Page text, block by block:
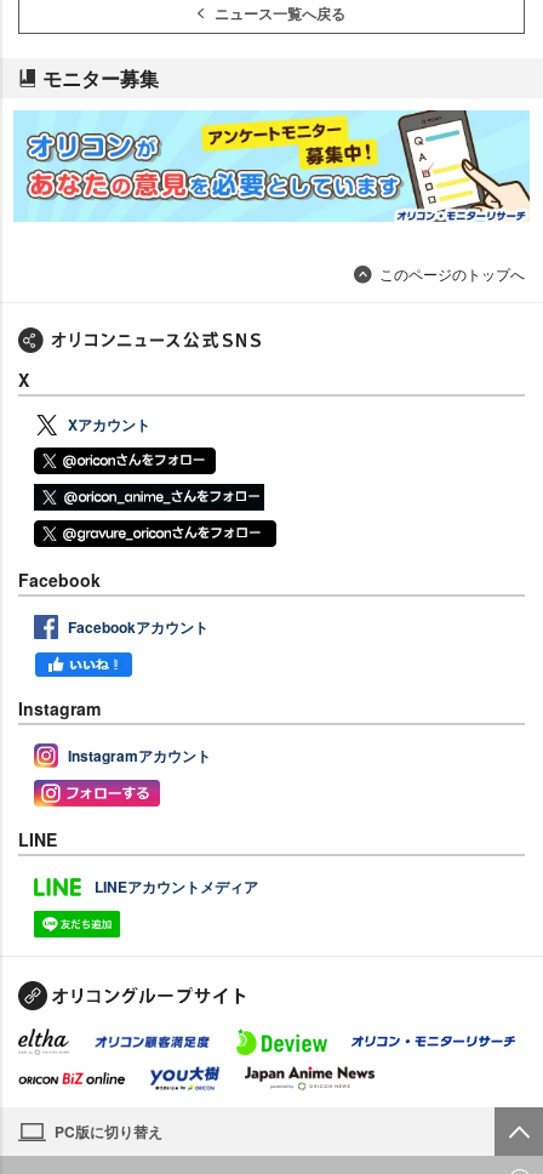
ニュース一覧へ戻る
モニター募集
このページのトップへ
X
Xアカウント
Facebook
Facebookアカウント
Instagram
Instagramアカウント
LINE
LINEアカウントメディア
PC版に切り替え